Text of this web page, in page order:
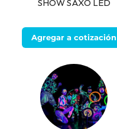
SHOW SAXO LED
Agregar a cotización